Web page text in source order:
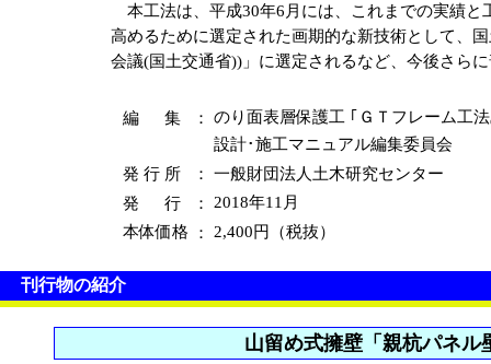
本工法は、平成30年6月には、これまでの実績と
高めるために選定された画期的な新技術として、
会議(国土交通省))」に選定されるなど、今後さら
編 集 ： のり面表層保護工 ｢ＧＴフレーム工法
設計･施工マニュアル編集委員会
発 行 所 ： 一般財団法人土木研究センター
発 行
：
2018年11月
本体価格
： 2,400円（税抜）
刊行物の紹介
山留め式擁壁「親杭パネ